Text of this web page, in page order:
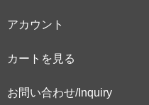
アカウント
カートを見る
お問い合わせ/Inquiry